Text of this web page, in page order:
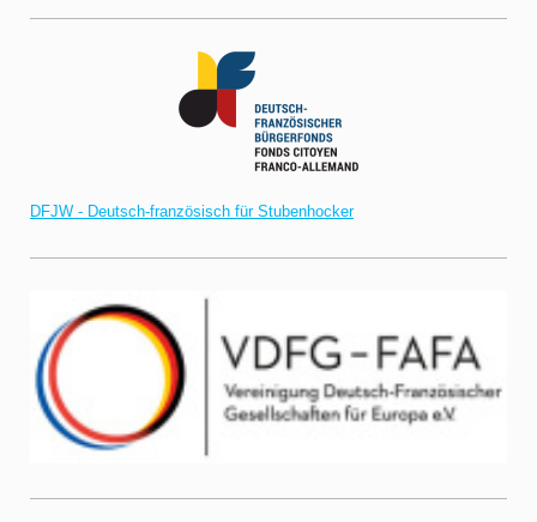
DFJW - Deutsch-französisch für Stubenhocker